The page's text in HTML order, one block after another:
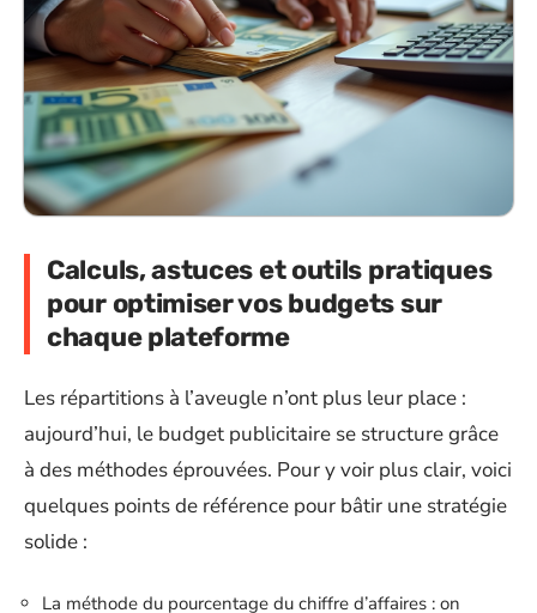
Calculs, astuces et outils pratiques
pour optimiser vos budgets sur
chaque plateforme
Les répartitions à l’aveugle n’ont plus leur place :
aujourd’hui, le budget publicitaire se structure grâce
à des méthodes éprouvées. Pour y voir plus clair, voici
quelques points de référence pour bâtir une stratégie
solide :
La méthode du pourcentage du chiffre d’affaires : on